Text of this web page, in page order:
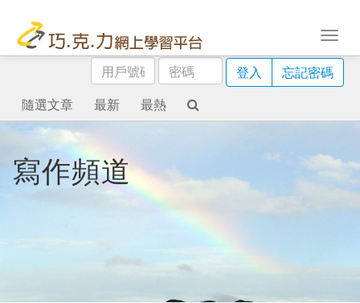
用
戶
號
碼
密
碼
登入
忘記密碼
隨選文章
最新 最熱
寫作頻道